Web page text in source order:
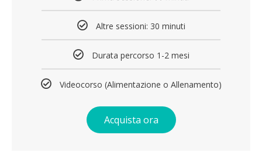
Altre sessioni: 30 minuti
Durata percorso 1-2 mesi
Videocorso (Alimentazione o Allenamento)
Acquista ora